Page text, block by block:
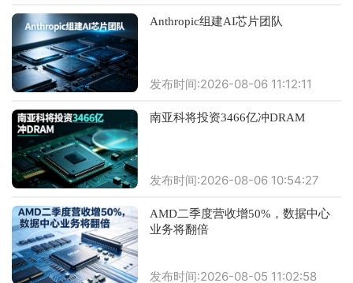
Anthropic组建AI芯片团队
发布时间:2026-08-06 11:12:11
南亚科将投资3466亿冲DRAM
发布时间:2026-08-06 10:54:27
AMD二季度营收增50%，数据中心
业务将翻倍
发布时间:2026-08-05 11:02:58